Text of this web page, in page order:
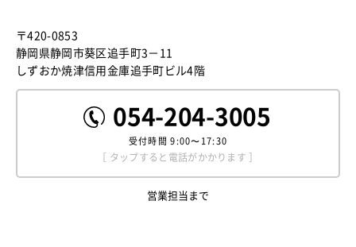
〒420-0853
静岡県静岡市葵区追手町3－11
しずおか焼津信用金庫追手町ビル4階
054-204-3005
受付時間9:00〜17:30
［ タップすると電話がかかります ］
営業担当まで